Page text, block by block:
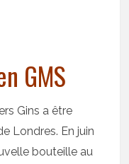
GMS
Gins a être
Londres. En juin
bouteille au